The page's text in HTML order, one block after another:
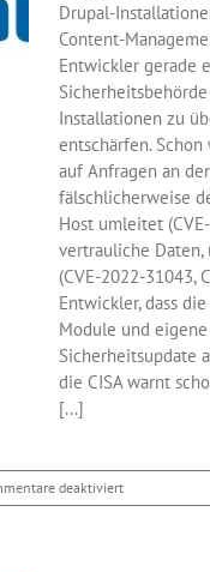
Drupal-
Content-
Entwickler gerade
Installationen zu
entschärfen.
auf Anfragen an
fälschlicherweise
Host umleitet
vertrauliche
(CVE-2022-31043,
Entwickler, dass
Module und
Sicherheitsupdate
die CISA warnt
[...]
deaktiviertfür
Drupal: